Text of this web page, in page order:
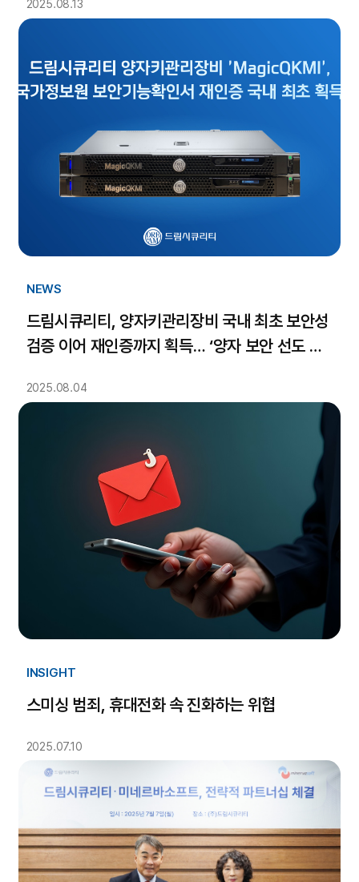
2025.08.13
NEWS
드림시큐리티, 양자키관리장비 국내 최초 보안성
검증 이어 재인증까지 획득… ‘양자 보안 선도 기
2025.08.04
INSIGHT
스미싱 범죄, 휴대전화 속 진화하는 위협
2025.07.10